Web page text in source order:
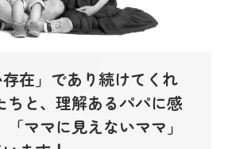
存在」であり続けてくれ
ちと、理解あるパパに感
ママに見えないママ」